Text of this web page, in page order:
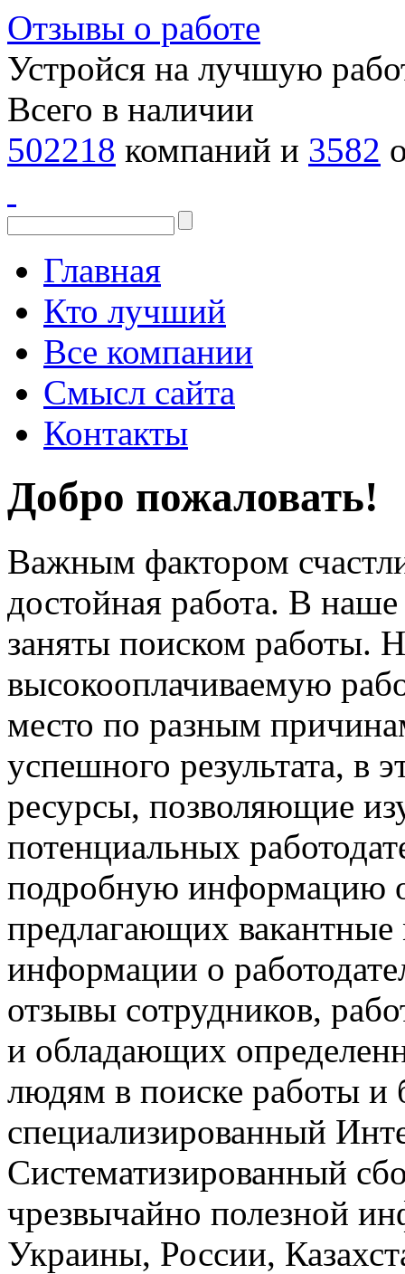
Отзывы о работе
Устройся на лучшую
Всего в наличии
502218 компаний и 3582
Главная
Кто лучший
Все компании
Смысл сайта
Контакты
Добро пожаловать!
Важным фактором
достойная работа. В
заняты поиском работы.
высокооплачиваемую
место по разным
успешного результата, в
ресурсы, позволяющие
потенциальных
подробную информацию
предлагающих
информации о
отзывы сотрудников,
и обладающих
людям в поиске работы и
специализированный
Систематизированный
чрезвычайно полезной
Украины, России,